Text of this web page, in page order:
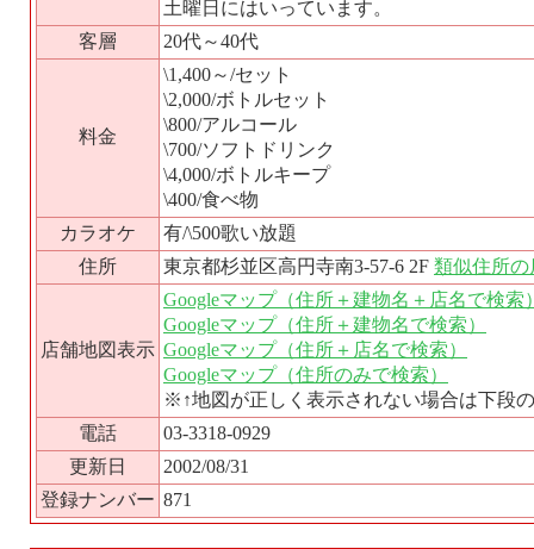
土曜日にはいっています。
客層
20代～40代
料金
\1,400～/セット
\2,000/ボトルセット
\800/アルコール
\700/ソフトドリンク
\4,000/ボトルキープ
\400/食べ物
カラオケ
有/\500歌い放題
住所
東京都杉並区高円寺南3-57-6 2F 類似住所
店舗地図表示
Googleマップ（住所＋建物名＋店名で検索
Googleマップ（住所＋建物名で検索）
Googleマップ（住所＋店名で検索）
Googleマップ（住所のみで検索）
※↑地図が正しく表示されない場合は下段
電話
03-3318-0929
更新日
2002/08/31
登録ナンバー 871